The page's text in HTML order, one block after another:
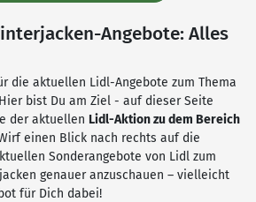
Angebote: Alles
die aktuellen Lidl-Angebote zum Thema
bist Du am Ziel - auf dieser Seite
der aktuellen Lidl-Aktion zu dem Bereich
einen Blick nach rechts auf die
Sonderangebote von Lidl zum
genauer anzuschauen – vielleicht
für Dich dabei!